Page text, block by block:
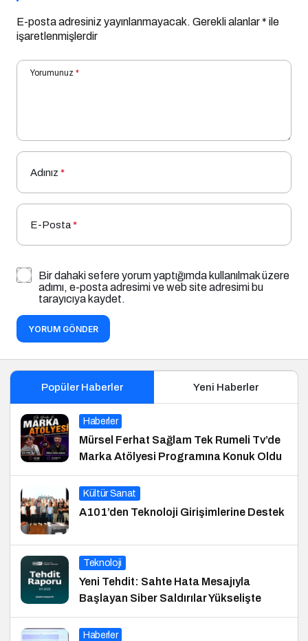
E-posta adresiniz yayınlanmayacak. Gerekli alanlar* ile
işaretlenmişlerdir
Yorumunuz *
Adınız *
E-Posta*
Bir dahaki sefere yorum yaptığımda kullanılmak üzere
adımı, e-posta adresimi ve web site adresimi bu
tarayıcıya kaydet.
YORUM GÖNDER
Popüler Haberler Yeni Haberler
Haberler
Mürsel Ferhat Sağlam Tek Rumeli Tv’de
Marka Atölyesi Programına Konuk Oldu
Kültür Sanat
A101’den Teknoloji Girişimlerine Destek
Teknoloji
Yeni Tehdit: Sahte Hata Mesajıyla
Başlayan Siber Saldırılar Yükselişte
Haberler